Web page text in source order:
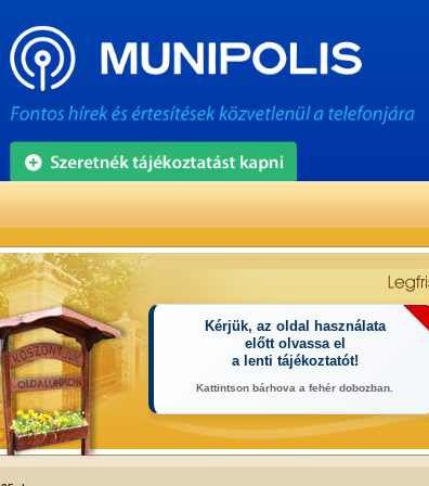
Kérjük, az oldal használata
előtt olvassa el
a lenti tájékoztatót!
Kattintson bárhova a fehér dobozban.